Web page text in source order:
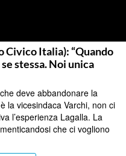
Civico Italia): “Quando
stessa. Noi unica
deve abbandonare la
la vicesindaca Varchi, non ci
l’esperienza Lagalla. La
che ci vogliono